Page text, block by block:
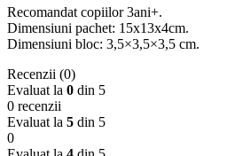
Recomandat copiilor 3ani+.
Dimensiuni pachet: 15x13x4cm.
Dimensiuni bloc: 3,5×3,5×3,5 cm.
Recenzii (0)
Evaluat la 0 din 5
0 recenzii
Evaluat la 5 din 5
0